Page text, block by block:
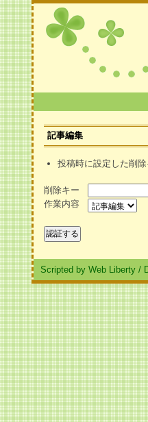
記事編集
投稿時に設定した削除
削除キー
作業内容
Scripted by Web Liberty /